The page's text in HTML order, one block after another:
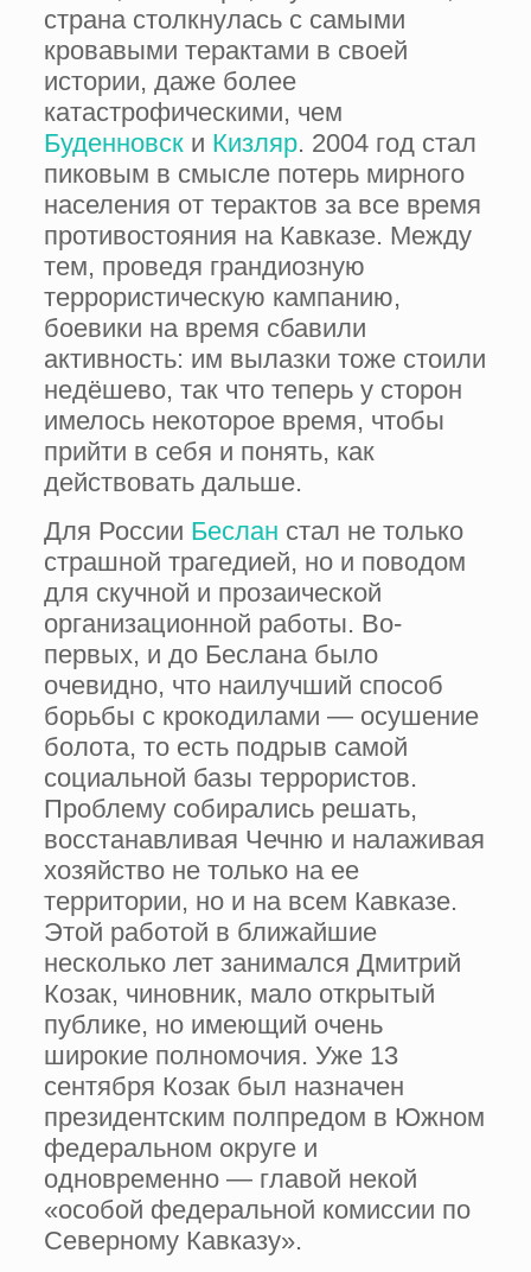
страна столкнулась с самыми
кровавыми терактами в своей
истории, даже более
катастрофическими, чем
Буденновски Кизляр. 2004 год стал
пиковым в смысле потерь мирного
населения от терактов за все время
противостояния на Кавказе. Между
тем, проведя грандиозную
террористическую кампанию,
боевики на время сбавили
активность: им вылазки тоже стоили
недёшево, так что теперь у сторон
имелось некоторое время, чтобы
прийти в себя и понять, как
действовать дальше.
Для России Беслан стал не только
страшной трагедией, но и поводом
для скучной и прозаической
организационной работы. Во-
первых, и до Беслана было
очевидно, что наилучший способ
борьбы с крокодилами — осушение
болота, то есть подрыв самой
социальной базы террористов.
Проблему собирались решать,
восстанавливая Чечню и налаживая
хозяйство не только на ее
территории, но и на всем Кавказе.
Этой работой в ближайшие
несколько лет занимался Дмитрий
Козак, чиновник, мало открытый
публике, но имеющий очень
широкие полномочия. Уже 13
сентября Козак был назначен
президентским полпредом в Южном
федеральном округе и
одновременно — главой некой
«особой федеральной комиссии по
Северному Кавказу».